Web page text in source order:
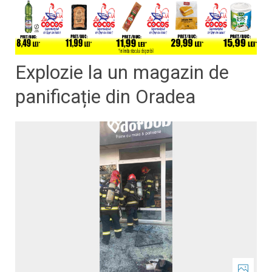
Explozie la un magazin de
panificație din Oradea